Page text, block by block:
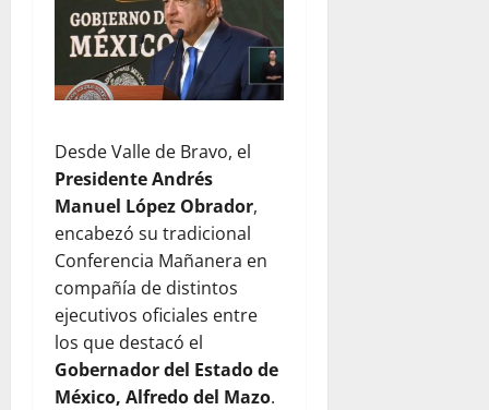
Desde Valle de Bravo, el
Presidente Andrés
Manuel López Obrador,
encabezó su tradicional
Conferencia Mañanera en
compañía de distintos
ejecutivos oficiales entre
los que destacó el
Gobernador del Estado de
México, Alfredo del Mazo.